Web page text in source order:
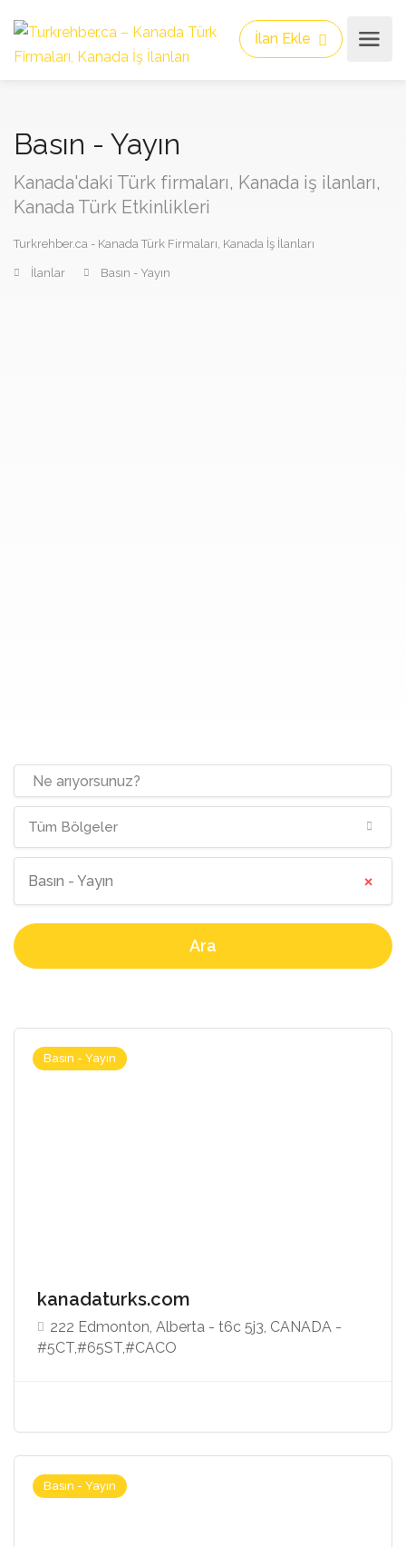
İlan Ekle
Basın - Yayın
Kanada'daki Türk firmaları, Kanada iş ilanları,
Kanada Türk Etkinlikleri
Turkrehber.ca - Kanada Türk Firmaları, Kanada İş İlanları
İlanlar Basın - Yayın
Tüm Bölgeler
Basın - Yayın ×
Ara
Basın - Yayın
kanadaturks.com
222 Edmonton, Alberta - t6c 5j3, CANADA -
#5CT,#65ST,#CACO
Basın - Yayın